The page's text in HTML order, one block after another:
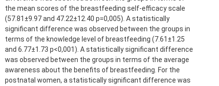
the mean scores of the breastfeeding self-efficacy scale
(57.81±9.97 and 47.22±12.40 p=0,005). A statistically
significant difference was observed between the groups in
terms of the knowledge level of breastfeeding (7.61±1.25
and 6.77±1.73 p<0,001). A statistically significant difference
was observed between the groups in terms of the average
awareness about the benefits of breastfeeding. For the
postnatal women, a statistically significant difference was